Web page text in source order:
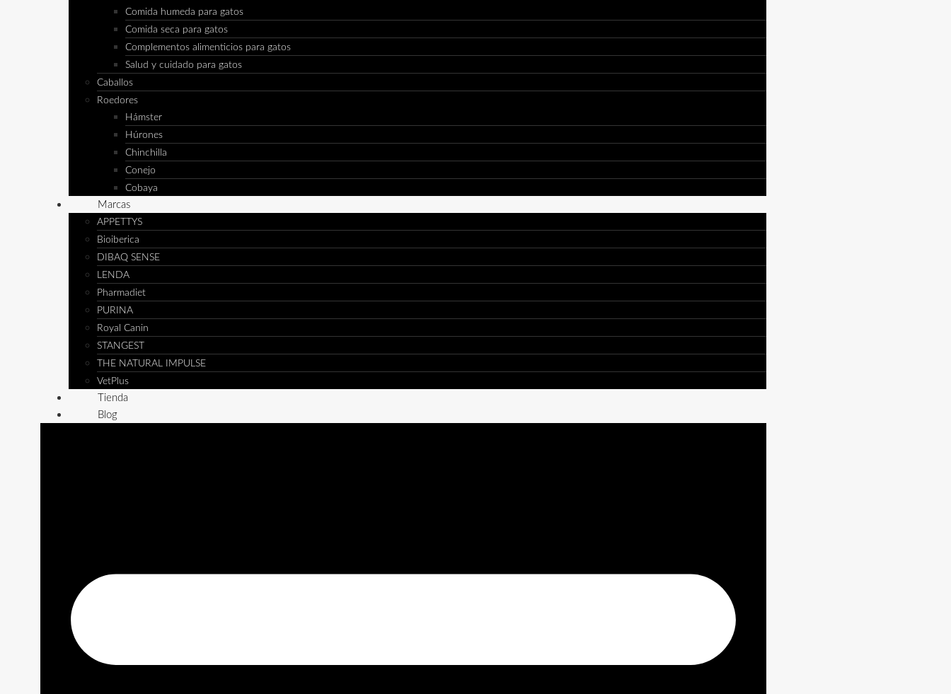
Comida humeda para gatos
Comida seca para gatos
Complementos alimenticios para gatos
Salud y cuidado para gatos
Caballos
Roedores
Hámster
Húrones
Chinchilla
Conejo
Cobaya
Marcas
APPETTYS
Bioiberica
DIBAQ SENSE
LENDA
Pharmadiet
PURINA
Royal Canin
STANGEST
THE NATURAL IMPULSE
VetPlus
Tienda
Blog